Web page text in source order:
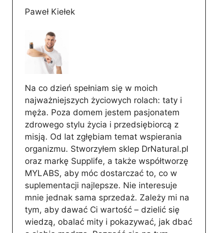
Paweł Kiełek
Na co dzień spełniam się w moich
najważniejszych życiowych rolach: taty i
męża. Poza domem jestem pasjonatem
zdrowego stylu życia i przedsiębiorcą z
misją. Od lat zgłębiam temat wspierania
organizmu. Stworzyłem sklep DrNatural.pl
oraz markę Supplife, a także współtworzę
MYLABS, aby móc dostarczać to, co w
suplementacji najlepsze. Nie interesuje
mnie jednak sama sprzedaż. Zależy mi na
tym, aby dawać Ci wartość – dzielić się
wiedzą, obalać mity i pokazywać, jak dbać